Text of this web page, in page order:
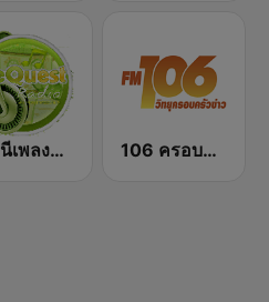
สถานีเพลงสากล Request Radio International Music 106 ครอบครัวข่าว